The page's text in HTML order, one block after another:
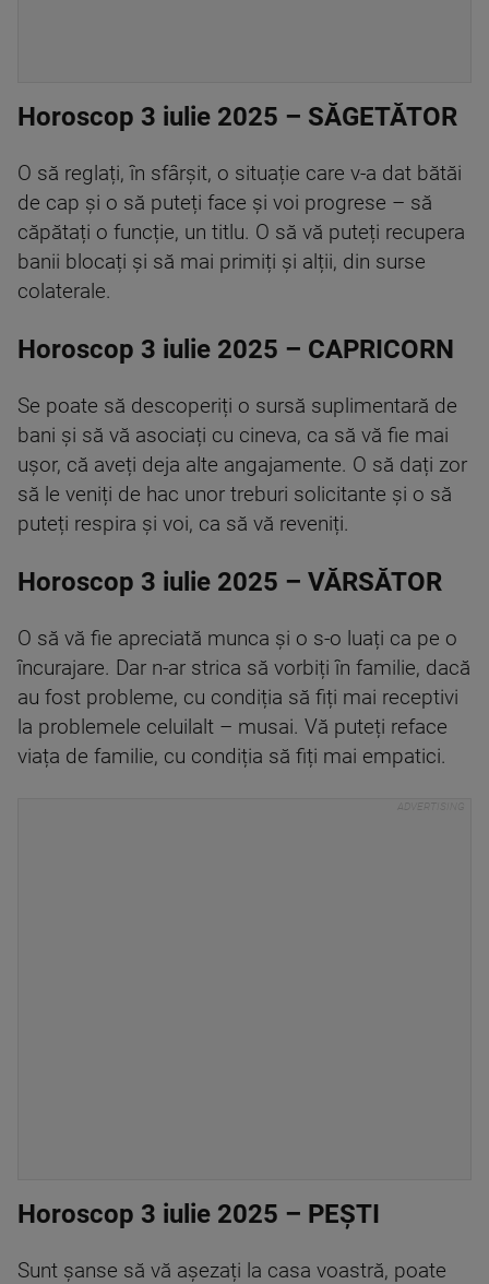
Horoscop 3 iulie 2025 – SĂGETĂTOR
O să reglați, în sfârșit, o situație care v-a dat bătăi
de cap și o să puteți face și voi progrese – să
căpătați o funcție, un titlu. O să vă puteți recupera
banii blocați și să mai primiți și alții, din surse
colaterale.
Horoscop 3 iulie 2025 – CAPRICORN
Se poate să descoperiți o sursă suplimentară de
bani și să vă asociați cu cineva, ca să vă fie mai
ușor, că aveți deja alte angajamente. O să dați zor
să le veniți de hac unor treburi solicitante și o să
puteți respira și voi, ca să vă reveniți.
Horoscop 3 iulie 2025 – VĂRSĂTOR
O să vă fie apreciată munca și o s-o luați ca pe o
încurajare. Dar n-ar strica să vorbiți în familie, dacă
au fost probleme, cu condiția să fiți mai receptivi
la problemele celuilalt – musai. Vă puteți reface
viața de familie, cu condiția să fiți mai empatici.
Horoscop 3 iulie 2025 – PEȘTI
Sunt șanse să vă așezați la casa voastră, poate